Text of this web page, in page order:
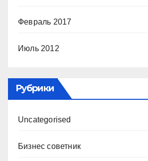
Февраль 2017
Июль 2012
Рубрики
Uncategorised
Бизнес советник